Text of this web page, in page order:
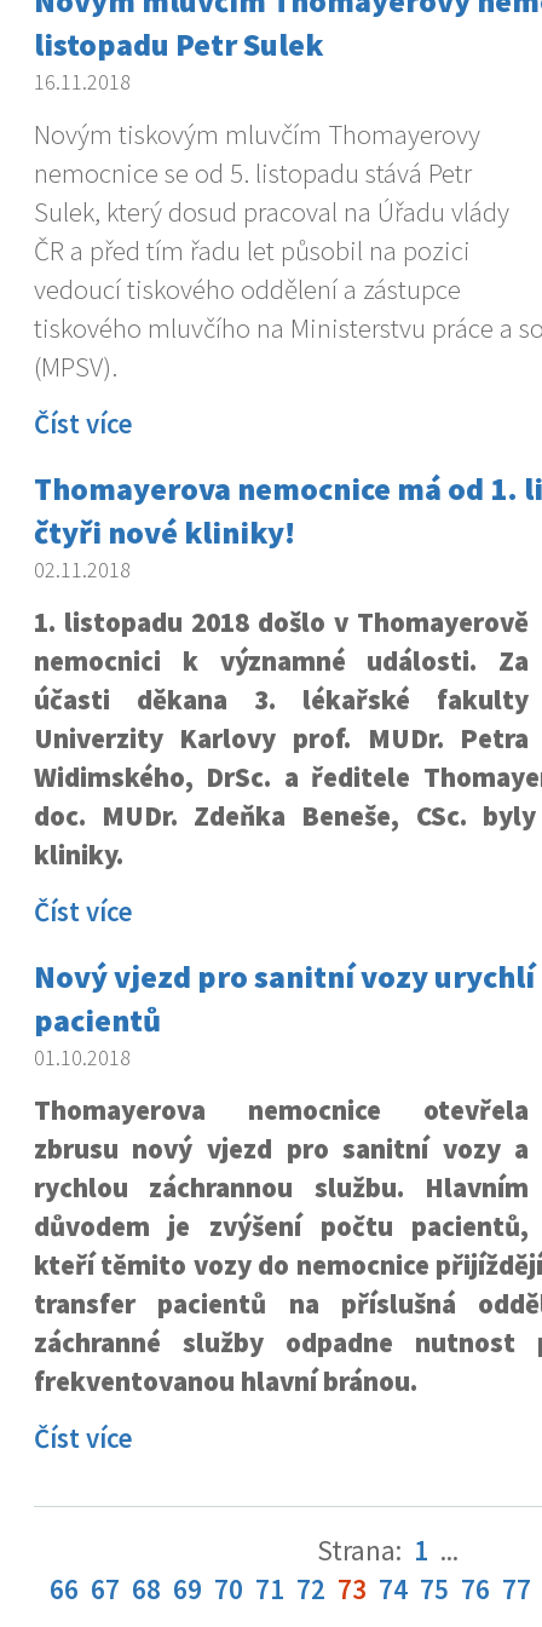
listopadu Petr Sulek
16.11.2018
Novým tiskovým mluvčím Thomayerovy
nemocnice se od 5. listopadu stává Petr
Sulek, který dosud pracoval na Úřadu vlády
ČR a před tím řadu let působil na pozici
vedoucí tiskového oddělení a zástupce
tiskového mluvčího na Ministerstvu práce a
(MPSV).
Číst více
Thomayerova nemocnice má od 1.
čtyři nové kliniky!
02.11.2018
1. listopadu 2018 došlo v Thomayerově
nemocnici k významné události. Za
účasti děkana 3. lékařské fakulty
Univerzity Karlovy prof. MUDr. Petra
Widimského, DrSc. a ředitele
doc. MUDr. Zdeňka Beneše, CSc.
kliniky.
Číst více
Nový vjezd pro sanitní vozy
pacientů
01.10.2018
Thomayerova nemocnice otevřela
zbrusu nový vjezd pro sanitní vozy a
rychlou záchrannou službu. Hlavním
důvodem je zvýšení počtu pacientů,
kteří těmito vozy do nemocnice
transfer pacientů na příslušná
záchranné služby odpadne nutnost
frekventovanou hlavní bránou.
Číst více
Strana: 1 ...
66 67 68 69 70 71 72 73 74 75 76 77